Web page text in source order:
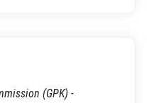
(GPK) -